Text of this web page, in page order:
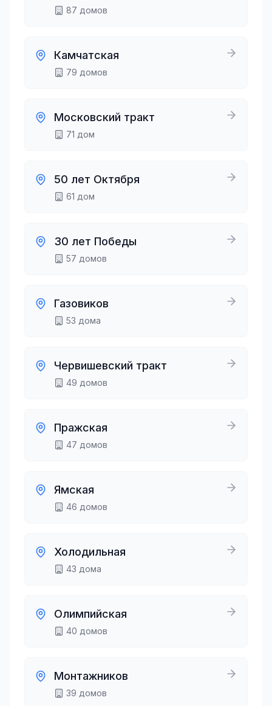
87 домов
Камчатская
79 домов
Московский тракт
71 дом
50 лет Октября
61 дом
30 лет Победы
57 домов
Газовиков
53 дома
Червишевский тракт
49 домов
Пражская
47 домов
Ямская
46 домов
Холодильная
43 дома
Олимпийская
40 домов
Монтажников
39 домов